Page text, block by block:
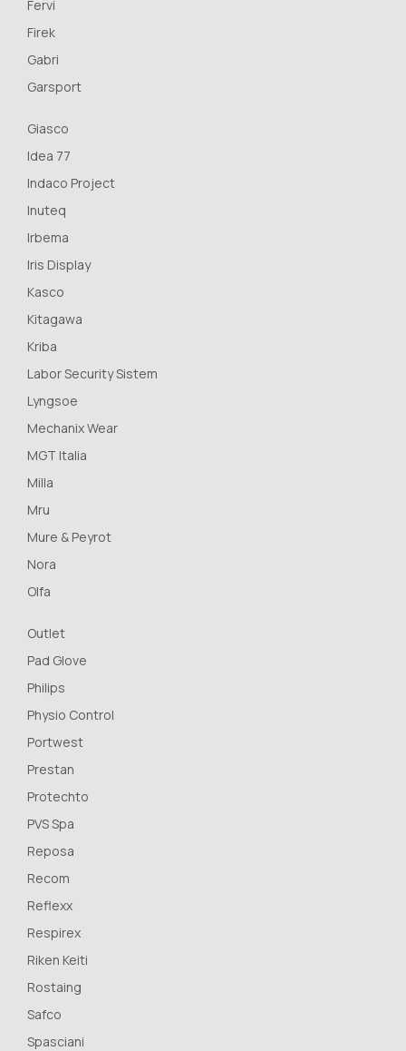
Fervi
Firek
Gabri
Garsport
Giasco
Idea 77
Indaco Project
Inuteq
Irbema
Iris Display
Kasco
Kitagawa
Kriba
Labor Security Sistem
Lyngsoe
Mechanix Wear
MGT Italia
Milla
Mru
Mure & Peyrot
Nora
Olfa
Outlet
Pad Glove
Philips
Physio Control
Portwest
Prestan
Protechto
PVS Spa
Reposa
Recom
Reflexx
Respirex
Riken Keiti
Rostaing
Safco
Spasciani